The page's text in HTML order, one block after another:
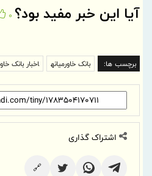
آیا این خبر مفید بود؟ 0
برچسب ها: بانک خاورمیانه اخبار بانک
اشتراک گذاری
🔗